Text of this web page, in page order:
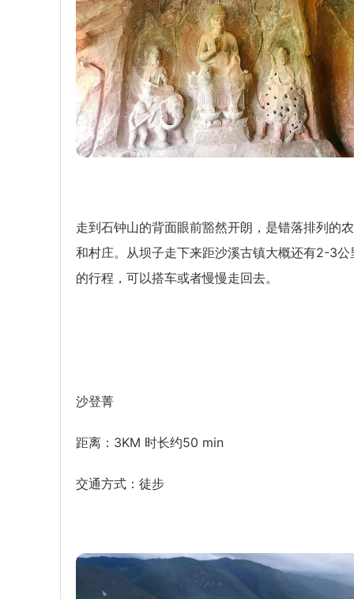
走到石钟山的背面眼前豁然开朗，是错落排列的
和村庄。从坝子走下来距沙溪古镇大概还有2-3公
的行程，可以搭车或者慢慢走回去。
沙登菁
距离：3KM 时长约50 min
交通方式：徒步